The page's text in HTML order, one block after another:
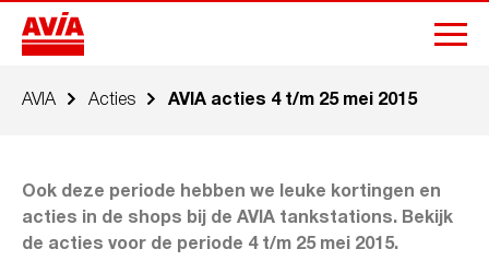
AVIA Acties AVIA acties 4 t/m 25 mei 2015
Ook deze periode hebben we leuke kortingen en
acties in de shops bij de AVIA tankstations. Bekijk
de acties voor de periode 4 t/m 25 mei 2015.